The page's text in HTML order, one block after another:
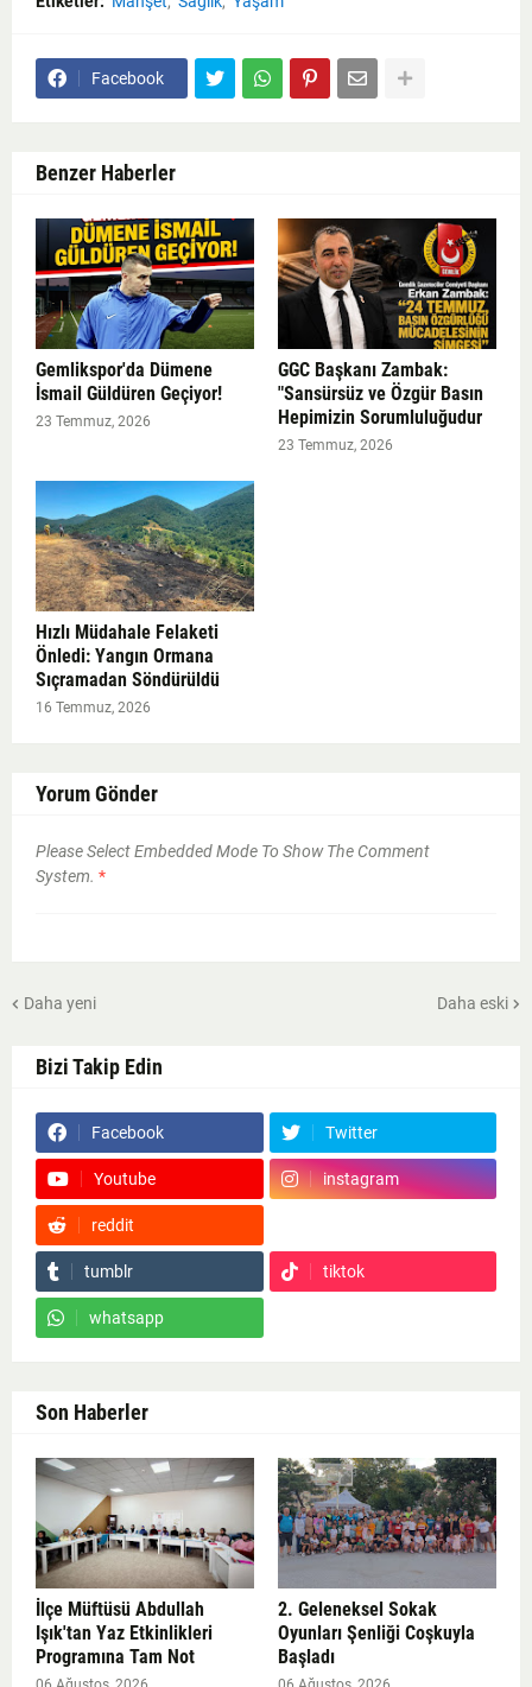
Facebook
Benzer Haberler
Gemlikspor'da Dümene
İsmail Güldüren Geçiyor!
23 Temmuz, 2026
GGC Başkanı Zambak:
"Sansürsüz ve Özgür Basın
Hepimizin Sorumluluğudur
23 Temmuz, 2026
Hızlı Müdahale Felaketi
Önledi: Yangın Ormana
Sıçramadan Söndürüldü
16 Temmuz, 2026
Yorum Gönder
Please Select Embedded Mode To Show The Comment
System. *
Daha yeni Daha eski
Bizi Takip Edin
Facebook Twitter
Youtube instagram
reddit
tumblr tiktok
whatsapp
Son Haberler
İlçe Müftüsü Abdullah
Işık'tan Yaz Etkinlikleri
Programına Tam Not
2. Geleneksel Sokak
Oyunları Şenliği Coşkuyla
Başladı